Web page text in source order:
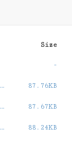
Size
-
87.76KB
87.67KB
88.24KB